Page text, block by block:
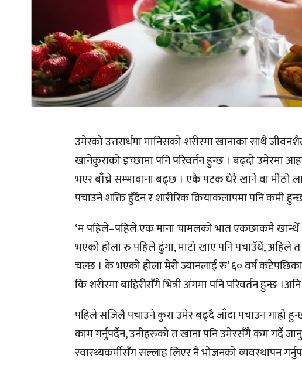
उमेरको उत्तरार्धमा मानिसको शरीरमा खानाका साथै
खानेकुराको इच्छामा पनि परिवर्तन हुन्छ । बढ्दो उमेरमा
भएर बाँच्ने सम्भावाना बढ्छ । एकै पटक धेरै खाने वा मीठो
पचाउने शक्ति हुँदैन र शारीरिक क्रियाकलापमा पनि कमी
‘म पहिले–पहिले एक माना चामलको भात एकछाकमै
भएको होला रु पहिले ढुंगा, माटो खाए पनि पचाउँथें,
चल्छ । के भएको होला मेरोे ज्यानलाई रु’ ६० वर्ष
कि शरीरमा बाहिरीसँगै भित्री अंगमा पनि परिवर्तन हुन्छ
पहिले सजिलै पचाउने कुरा उमेर बढ्दै जाँदा पचाउन गाह्रो
काम गर्नुपर्दैन, उनीहरुको त खाना पनि उमेरसँगै कम गर्दै
स्वास्थ्यकर्मीसँग सल्लाह लिएर नै भोजनको व्यवस्थापन